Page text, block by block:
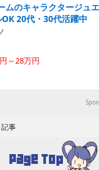
ムのキャラクタージュ
20代・30代活躍中
～28万円
記事